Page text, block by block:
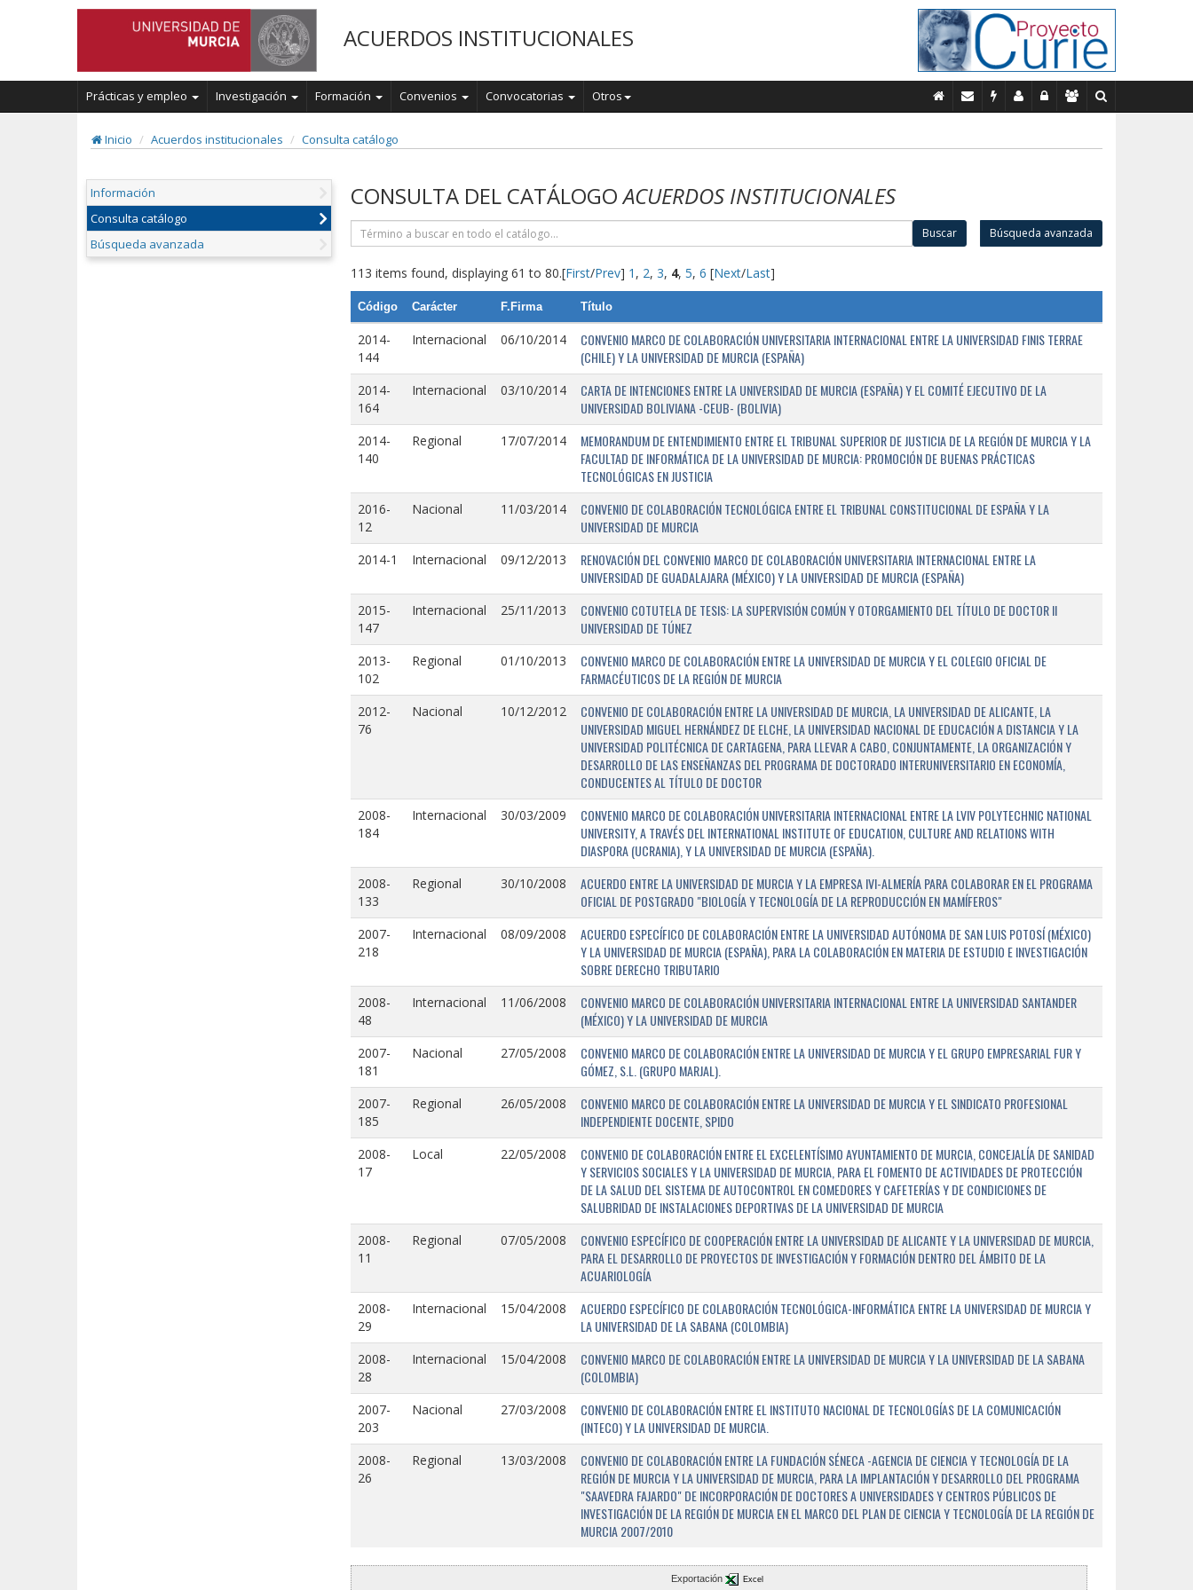
ACUERDOS INSTITUCIONALES
Prácticas y empleo Investigación Formación Convenios Convocatorias Otros
Inicio Acuerdos institucionales Consulta catálogo
Información
Consulta catálogo
Búsqueda avanzada
CONSULTA DEL CATÁLOGOACUERDOS INSTITUCIONALES
Buscar Búsqueda avanzada
113 items found, displaying 61 to 80.[First/Prev] 1 , 2, 3, 4, 5, 6 [Next/Last]
Código Carácter F.Firma Título
2014-
144
Internacional 06/10/2014
CONVENIO MARCO DE COLABORACIÓN UNIVERSITARIA INTERNACIONAL ENTRE LA UNIVERSIDAD FINIS TERRAE
(CHILE) Y LA UNIVERSIDAD DE MURCIA (ESPAÑA)
2014-
164
Internacional 03/10/2014
CARTA DE INTENCIONES ENTRE LA UNIVERSIDAD DE MURCIA (ESPAÑA) Y EL COMITÉ EJECUTIVO DE LA
UNIVERSIDAD BOLIVIANA -CEUB- (BOLIVIA)
2014-
140
Regional 17/07/2014
MEMORANDUM DE ENTENDIMIENTO ENTRE EL TRIBUNAL SUPERIOR DE JUSTICIA DE LA REGIÓN DE MURCIA Y LA
FACULTAD DE INFORMÁTICA DE LA UNIVERSIDAD DE MURCIA: PROMOCIÓN DE BUENAS PRÁCTICAS
TECNOLÓGICAS EN JUSTICIA
2016-
12
Nacional 11/03/2014
CONVENIO DE COLABORACIÓN TECNOLÓGICA ENTRE EL TRIBUNAL CONSTITUCIONAL DE ESPAÑA Y LA
UNIVERSIDAD DE MURCIA
2014-1 Internacional 09/12/2013
RENOVACIÓN DEL CONVENIO MARCO DE COLABORACIÓN UNIVERSITARIA INTERNACIONAL ENTRE LA
UNIVERSIDAD DE GUADALAJARA (MÉXICO) Y LA UNIVERSIDAD DE MURCIA (ESPAÑA)
2015-
147
Internacional 25/11/2013
CONVENIO COTUTELA DE TESIS: LA SUPERVISIÓN COMÚN Y OTORGAMIENTO DEL TÍTULO DE DOCTOR II
UNIVERSIDAD DE TÚNEZ
2013-
102
Regional 01/10/2013
CONVENIO MARCO DE COLABORACIÓN ENTRE LA UNIVERSIDAD DE MURCIA Y EL COLEGIO OFICIAL DE
FARMACÉUTICOS DE LA REGIÓN DE MURCIA
2012-
76
Nacional 10/12/2012
CONVENIO DE COLABORACIÓN ENTRE LA UNIVERSIDAD DE MURCIA, LA UNIVERSIDAD DE ALICANTE, LA
UNIVERSIDAD MIGUEL HERNÁNDEZ DE ELCHE, LA UNIVERSIDAD NACIONAL DE EDUCACIÓN A DISTANCIA Y LA
UNIVERSIDAD POLITÉCNICA DE CARTAGENA, PARA LLEVAR A CABO, CONJUNTAMENTE, LA ORGANIZACIÓN Y
DESARROLLO DE LAS ENSEÑANZAS DEL PROGRAMA DE DOCTORADO INTERUNIVERSITARIO EN ECONOMÍA,
CONDUCENTES AL TÍTULO DE DOCTOR
2008-
184
Internacional 30/03/2009
CONVENIO MARCO DE COLABORACIÓN UNIVERSITARIA INTERNACIONAL ENTRE LA LVIV POLYTECHNIC NATIONAL
UNIVERSITY, A TRAVÉS DEL INTERNATIONAL INSTITUTE OF EDUCATION, CULTURE AND RELATIONS WITH
DIASPORA (UCRANIA), Y LA UNIVERSIDAD DE MURCIA (ESPAÑA).
2008-
133
Regional 30/10/2008
ACUERDO ENTRE LA UNIVERSIDAD DE MURCIA Y LA EMPRESA IVI-ALMERÍA PARA COLABORAR EN EL PROGRAMA
OFICIAL DE POSTGRADO "BIOLOGÍA Y TECNOLOGÍA DE LA REPRODUCCIÓN EN MAMÍFEROS"
2007-
218
Internacional 08/09/2008
ACUERDO ESPECÍFICO DE COLABORACIÓN ENTRE LA UNIVERSIDAD AUTÓNOMA DE SAN LUIS POTOSÍ (MÉXICO)
Y LA UNIVERSIDAD DE MURCIA (ESPAÑA), PARA LA COLABORACIÓN EN MATERIA DE ESTUDIO E INVESTIGACIÓN
SOBRE DERECHO TRIBUTARIO
2008-
48
Internacional 11/06/2008
CONVENIO MARCO DE COLABORACIÓN UNIVERSITARIA INTERNACIONAL ENTRE LA UNIVERSIDAD SANTANDER
(MÉXICO) Y LA UNIVERSIDAD DE MURCIA
2007-
181
Nacional 27/05/2008
CONVENIO MARCO DE COLABORACIÓN ENTRE LA UNIVERSIDAD DE MURCIA Y EL GRUPO EMPRESARIAL FUR Y
GÓMEZ, S.L. (GRUPO MARJAL).
2007-
185
Regional 26/05/2008
CONVENIO MARCO DE COLABORACIÓN ENTRE LA UNIVERSIDAD DE MURCIA Y EL SINDICATO PROFESIONAL
INDEPENDIENTE DOCENTE, SPIDO
2008-
17
Local 22/05/2008
CONVENIO DE COLABORACIÓN ENTRE EL EXCELENTÍSIMO AYUNTAMIENTO DE MURCIA, CONCEJALÍA DE SANIDAD
Y SERVICIOS SOCIALES Y LA UNIVERSIDAD DE MURCIA, PARA EL FOMENTO DE ACTIVIDADES DE PROTECCIÓN
DE LA SALUD DEL SISTEMA DE AUTOCONTROL EN COMEDORES Y CAFETERÍAS Y DE CONDICIONES DE
SALUBRIDAD DE INSTALACIONES DEPORTIVAS DE LA UNIVERSIDAD DE MURCIA
2008-
11
Regional 07/05/2008
CONVENIO ESPECÍFICO DE COOPERACIÓN ENTRE LA UNIVERSIDAD DE ALICANTE Y LA UNIVERSIDAD DE MURCIA,
PARA EL DESARROLLO DE PROYECTOS DE INVESTIGACIÓN Y FORMACIÓN DENTRO DEL ÁMBITO DE LA
ACUARIOLOGÍA
2008-
29
Internacional 15/04/2008
ACUERDO ESPECÍFICO DE COLABORACIÓN TECNOLÓGICA-INFORMÁTICA ENTRE LA UNIVERSIDAD DE MURCIA Y
LA UNIVERSIDAD DE LA SABANA (COLOMBIA)
2008-
28
Internacional 15/04/2008
CONVENIO MARCO DE COLABORACIÓN ENTRE LA UNIVERSIDAD DE MURCIA Y LA UNIVERSIDAD DE LA SABANA
(COLOMBIA)
2007-
203
Nacional 27/03/2008
CONVENIO DE COLABORACIÓN ENTRE EL INSTITUTO NACIONAL DE TECNOLOGÍAS DE LA COMUNICACIÓN
(INTECO) Y LA UNIVERSIDAD DE MURCIA.
2008-
26
Regional 13/03/2008
CONVENIO DE COLABORACIÓN ENTRE LA FUNDACIÓN SÉNECA -AGENCIA DE CIENCIA Y TECNOLOGÍA DE LA
REGIÓN DE MURCIA Y LA UNIVERSIDAD DE MURCIA, PARA LA IMPLANTACIÓN Y DESARROLLO DEL PROGRAMA
"SAAVEDRA FAJARDO" DE INCORPORACIÓN DE DOCTORES A UNIVERSIDADES Y CENTROS PÚBLICOS DE
INVESTIGACIÓN DE LA REGIÓN DE MURCIA EN EL MARCO DEL PLAN DE CIENCIA Y TECNOLOGÍA DE LA REGIÓN DE
MURCIA 2007/2010
Exportación Excel